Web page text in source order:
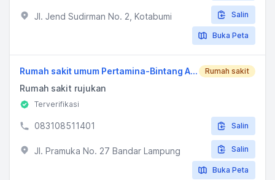
Jl. Jend Sudirman No. 2, Kotabumi Salin
Buka Peta
Rumah sakit umum Pertamina-Bintang Amin Lampung Rumah sakit
Rumah sakit rujukan
Terverifikasi
083108511401 Salin
Jl. Pramuka No. 27 Bandar Lampung Salin
Buka Peta